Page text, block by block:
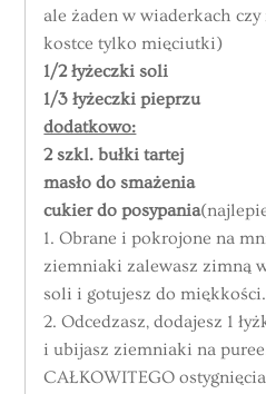
ale żaden w wiaderkach
kostce tylko mięciutki)
1/2 łyżeczki soli
1/3 łyżeczki pieprzu
dodatkowo:
2 szkl. bułki tartej
masło do smażenia
cukier do posypania
1. Obrane i pokrojone na
ziemniaki zalewasz zimną
soli i gotujesz do miękkości.
2. Odcedzasz, dodajesz 1
i ubijasz ziemniaki na
CAŁKOWITEGO